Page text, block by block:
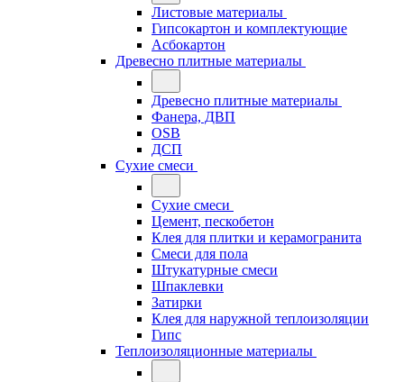
Листовые материалы
Гипсокартон и комплектующие
Асбокартон
Древесно плитные материалы
Древесно плитные материалы
Фанера, ДВП
OSB
ДСП
Сухие смеси
Сухие смеси
Цемент, пескобетон
Клея для плитки и керамогранита
Смеси для пола
Штукатурные смеси
Шпаклевки
Затирки
Клея для наружной теплоизоляции
Гипс
Теплоизоляционные материалы